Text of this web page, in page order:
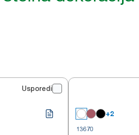
Usporedi
+2
13670